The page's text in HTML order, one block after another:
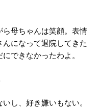
ら母ちゃんは笑顔。表情
になって退院してきた
できなかったわよ。
し、好き嫌いもない。